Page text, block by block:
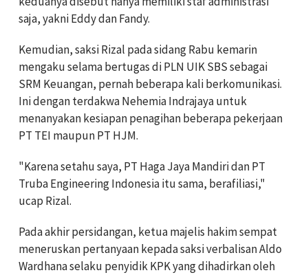
saja, yakni Eddy dan Fandy.
Kemudian, saksi Rizal pada sidang Rabu kemarin
mengaku selama bertugas di PLN UIK SBS sebagai
SRM Keuangan, pernah beberapa kali berkomunikasi.
Ini dengan terdakwa Nehemia Indrajaya untuk
menanyakan kesiapan penagihan beberapa pekerjaan
PT TEI maupun PT HJM.
"Karena setahu saya, PT Haga Jaya Mandiri dan PT
Truba Engineering Indonesia itu sama, berafiliasi,"
ucap Rizal.
Pada akhir persidangan, ketua majelis hakim sempat
meneruskan pertanyaan kepada saksi verbalisan Aldo
Wardhana selaku penyidik KPK yang dihadirkan oleh